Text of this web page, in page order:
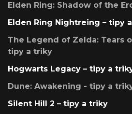
Elden Ring: Shadow of the
Elden Ring Nightreing – tipy
The Legend of Zelda: Tears
tipy a triky
Hogwarts Legacy – tipy a
Dune: Awakening - tipy a
Silent Hill 2 – tipy a triky